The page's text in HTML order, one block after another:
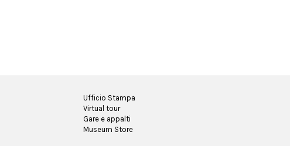
Ufficio Stampa
Virtual tour
Gare e appalti
Museum Store